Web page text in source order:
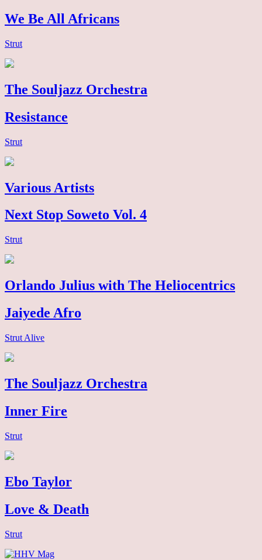
We Be All Africans
Strut
The Souljazz Orchestra
Resistance
Strut
Various Artists
Next Stop Soweto Vol. 4
Strut
Orlando Julius with The Heliocentrics
Jaiyede Afro
Strut Alive
The Souljazz Orchestra
Inner Fire
Strut
Ebo Taylor
Love & Death
Strut